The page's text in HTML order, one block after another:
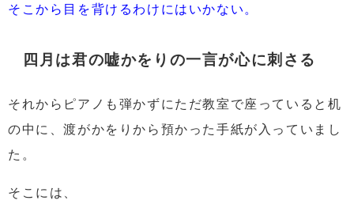
そこから目を背けるわけにはいかない。
四月は君の嘘かをりの一言が心に刺さる
それからピアノも弾かずにただ教室で座っていると机
の中に、渡がかをりから預かった手紙が入っていまし
た。
そこには、